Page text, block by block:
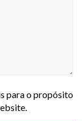
para o propósito